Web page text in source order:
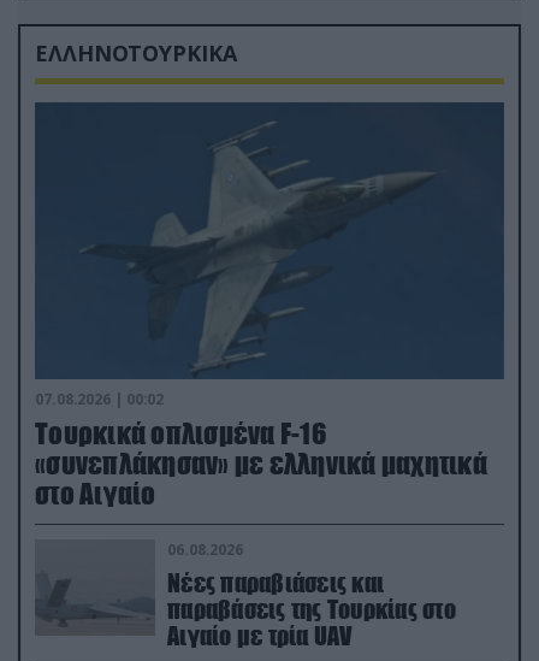
ΕΛΛΗΝΟΤΟΥΡΚΙΚΑ
07.08.2026 | 00:02
Τουρκικά οπλισμένα F-16
«συνεπλάκησαν» με ελληνικά μαχητικά
στο Αιγαίο
06.08.2026
Νέες παραβιάσεις και
παραβάσεις της Τουρκίας στο
Αιγαίο με τρία UAV